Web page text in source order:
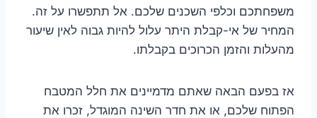
משפחתכם וכלפי השכנים שלכם. אל תתפשרו על זה.
המחיר של אי-קבלת היתר עלול להיות גבוה לאין שיעור
מהעלות והזמן הכרוכים בקבלתו.
אז בפעם הבאה שאתם מדמיינים את חלל המטבח
הפתוח שלכם, או את חדר השינה המוגדל, זכרו את